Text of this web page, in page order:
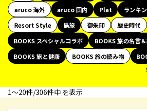
aruco 海外
aruco 国内 Plat
ランキ
Resort Style
島旅 御朱印 歴史時代
BOOKS スペシャルコラボ
BOOKS 旅の名言
BOOKS 旅と健康
BOOKS 旅の読み物
1〜20件/306件中 を表示